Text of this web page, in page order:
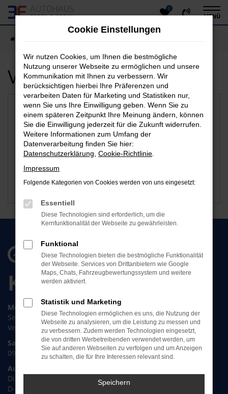
Zum
Hauptinhalt
0
MENÜ
Verfügbare Marken
Öffnungszeiten &
Kontakt
Montag bis Freitag:
Service: 07:30 bis 17:00 Uhr
Verkauf: 08:30 bis 18:00 Uhr
Samstag
09:00 bis 12:00 Uhr
Autohaus Erben & Erben
Dillfeld 31
D-35576 Wetzlar
Cookie Einstellungen
Wir nutzen Cookies, um Ihnen die bestmögliche
Nutzung unserer Webseite zu ermöglichen und unsere
Kommunikation mit Ihnen zu verbessern. Wir
berücksichtigen hierbei Ihre Präferenzen und
verarbeiten Daten für Marketing und Statistiken nur,
wenn Sie uns Ihre Einwilligung geben. Wenn Sie zu
einem späteren Zeitpunkt Ihre Meinung ändern, können
Sie die Einwilligung jederzeit für die Zukunft widerrufen.
Weitere Informationen zum Umfang der
Datenverarbeitung finden Sie hier:
Datenschutzerklärung Cookie-Richtlinie
Impressum
Folgende Kategorien von Cookies werden von uns eingesetzt:
Essentiell
Diese Technologien sind erforderlich, um die
Kernfunktionalität der Webseite zu gewährleisten.
Funktional
Diese Technologien bieten die bestmögliche Funktionalität
der Webseite. Services von Drittanbietern wie Google
Maps, Chats, Fahrzeugbewertungssystem und weitere
werden aktiviert.
Statistik und Marketing
Diese Technologien ermöglichen es uns, die Nutzung der
Webseite zu analysieren, um die Leistung zu messen und
zu verbessern. Zudem werden Technologien eingesetzt,
die von dritten Werbetreibenden verwendet werden, um
Sie auf anderen Webseiten zu verfolgen und um Anzeigen
zu schalten, die für Ihre Interessen relevant sind.
Speichern